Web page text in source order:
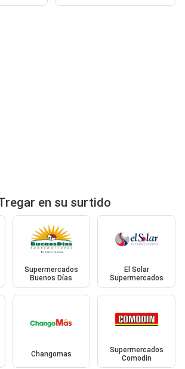
en su surtido
Supermercados
Buenos Días
El Solar
Supermercados
Changomas
Supermercados
Comodin